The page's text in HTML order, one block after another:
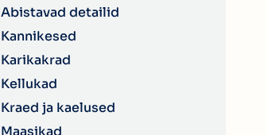
Abistavad detailid
Kannikesed
Karikakrad
Kellukad
Kraed ja kaelused
Maasikad